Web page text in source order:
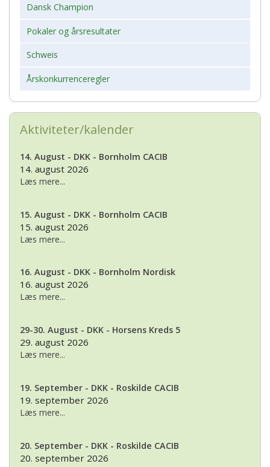
Dansk Champion
Pokaler og årsresultater
Schweis
Årskonkurrenceregler
Aktiviteter/kalender
14. August - DKK - Bornholm CACIB
14. august 2026
Læs mere...
15. August - DKK - Bornholm CACIB
15. august 2026
Læs mere...
16. August - DKK - Bornholm Nordisk
16. august 2026
Læs mere...
29-30. August - DKK - Horsens Kreds 5
29. august 2026
Læs mere...
19. September - DKK - Roskilde CACIB
19. september 2026
Læs mere...
20. September - DKK - Roskilde CACIB
20. september 2026